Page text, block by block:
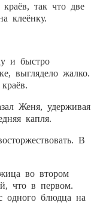
так что две
клеёнку.
и быстро
выглядело жалко.
Женя, удерживая
капля.
В
во втором
что в первом.
одного блюдца на